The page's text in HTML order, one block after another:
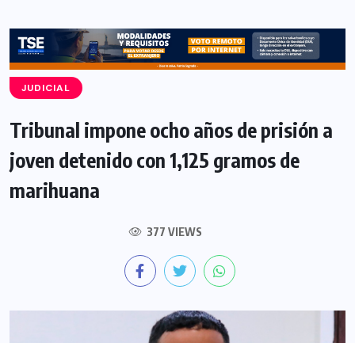
JUDICIAL
Tribunal impone ocho años de prisión a
joven detenido con 1,125 gramos de
marihuana
377 VIEWS